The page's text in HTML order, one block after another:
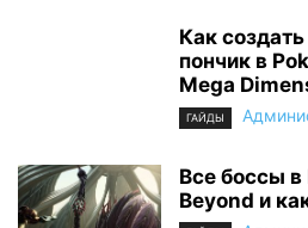
Как
пончик в
Mega
ГАЙДЫ
Все боссы
Beyond и